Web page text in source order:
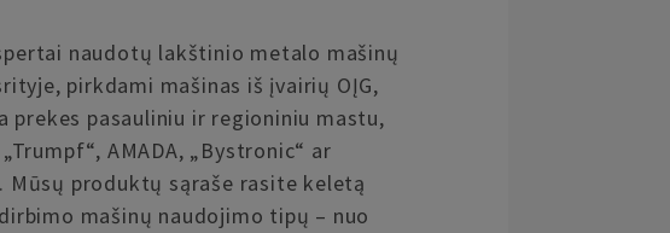
naudotų lakštinio metalo mašinų
pirkdami mašinas iš įvairių OĮG,
prekes pasauliniu ir regioniniu mastu,
AMADA, „Bystronic“ ar
Mūsų produktų sąraše rasite keletą
mašinų naudojimo tipų – nuo